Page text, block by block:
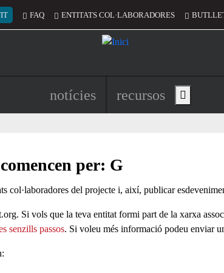
compte d'usuari
FAQ ENTITATS COL·LABORADORES
Navegació principal de
notícies recursos Show main
per: G
col·laboradores del projecte i, així, publicar
Si vols que la teva entitat formi part de la xarxa
senzills passos. Si voleu més informació podeu enviar